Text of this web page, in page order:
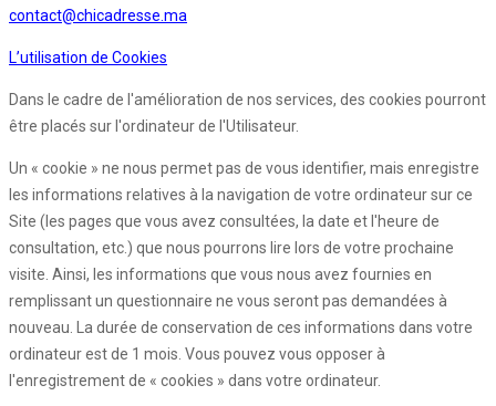
contact@chicadresse.ma
L’utilisation de Cookies
Dans le cadre de l'amélioration de nos services, des cookies pourront
être placés sur l'ordinateur de l'Utilisateur.
Un « cookie » ne nous permet pas de vous identifier, mais enregistre
les informations relatives à la navigation de votre ordinateur sur ce
Site (les pages que vous avez consultées, la date et l'heure de
consultation, etc.) que nous pourrons lire lors de votre prochaine
visite. Ainsi, les informations que vous nous avez fournies en
remplissant un questionnaire ne vous seront pas demandées à
nouveau. La durée de conservation de ces informations dans votre
ordinateur est de 1 mois. Vous pouvez vous opposer à
l'enregistrement de « cookies » dans votre ordinateur.